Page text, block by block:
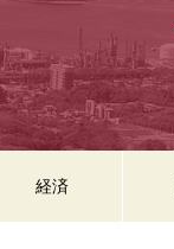
経済